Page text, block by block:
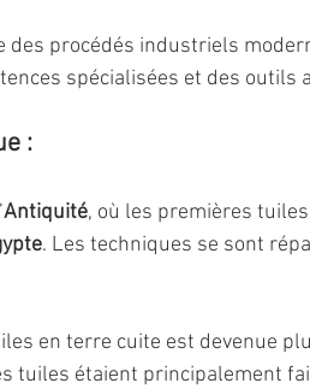
des procédés industriels
spécialisées et des outils
:
Antiquité, où les premières
. Les techniques se sont
en terre cuite est devenue
tuiles étaient principalement